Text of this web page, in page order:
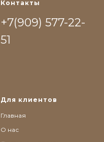
Контакты
+7(909) 577-22-
51
Для клиентов
Главная
О нас